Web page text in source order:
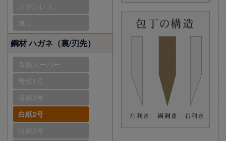
ステンレス
無し
鋼材 ハガネ（裏/刃先）
青紙スーパー
青紙1号
青紙2号
白紙2号
白紙3号